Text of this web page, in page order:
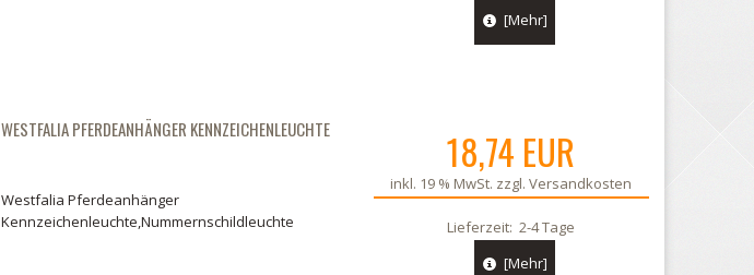
[Mehr]
WESTFALIA PFERDEANHÄNGER KENNZEICHENLEUCHTE
Westfalia Pferdeanhänger
Kennzeichenleuchte,Nummernschildleuchte
18,74 EUR
inkl. 19 % MwSt. zzgl.Versandkosten
Lieferzeit:2-4 Tage
[Mehr]